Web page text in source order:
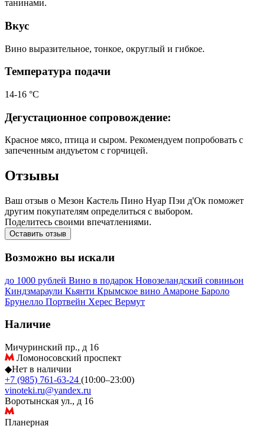
танинами.
Вкус
Вино выразительное, тонкое, округлый и гибкое.
Температура подачи
14-16 °С
Дегустационное сопровождение:
Красное мясо, птица и сыром. Рекомендуем попробовать с
запеченным андуьетом с горчицей.
Отзывы
Ваш отзыв о Мезон Кастель Пино Нуар Пэи д'Ок поможет
другим покупателям определиться с выбором.
Поделитесь своими впечатлениями.
Оставить отзыв
Возможно вы искали
до 1000 рублей Вино в подарок Новозеландский совиньон
Киндзмараули Кьянти Крымское вино Амароне Бароло
Брунелло Портвейн Херес Вермут
Наличие
Мичуринский пр., д 16
Ломоносовский проспект
◆Нет в наличии
+7 (985) 761-63-24 (10:00–23:00)
vinoteki.ru@yandex.ru
Воротынская ул., д 16
Планерная